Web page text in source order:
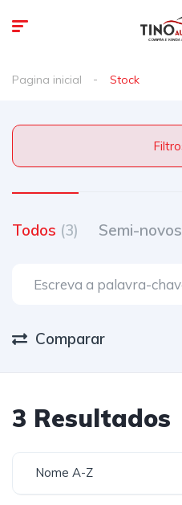
Pagina inicial Stock
Todos (3) Semi-novos
Comparar
3 Resultados
Nome A-Z